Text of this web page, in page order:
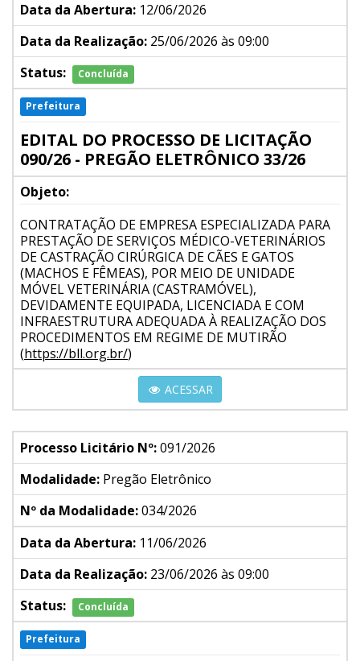
Data da Abertura: 12/06/2026
Data da Realização: 25/06/2026 às 09:00
Status:
Concluída
Prefeitura
EDITAL DO PROCESSO DE LICITAÇÃO
090/26 - PREGÃO ELETRÔNICO 33/26
Objeto:
CONTRATAÇÃO DE EMPRESA ESPECIALIZADA PARA
PRESTAÇÃO DE SERVIÇOS MÉDICO-VETERINÁRIOS
DE CASTRAÇÃO CIRÚRGICA DE CÃES E GATOS
(MACHOS E FÊMEAS), POR MEIO DE UNIDADE
MÓVEL VETERINÁRIA (CASTRAMÓVEL),
DEVIDAMENTE EQUIPADA, LICENCIADA E COM
INFRAESTRUTURA ADEQUADA À REALIZAÇÃO DOS
PROCEDIMENTOS EM REGIME DE MUTIRÃO
(https://bll.org.br/)
ACESSAR
Processo Licitário Nº:091/2026
Modalidade: Pregão Eletrônico
Nº da Modalidade:034/2026
Data da Abertura: 11/06/2026
Data da Realização: 23/06/2026 às 09:00
Status:
Concluída
Prefeitura